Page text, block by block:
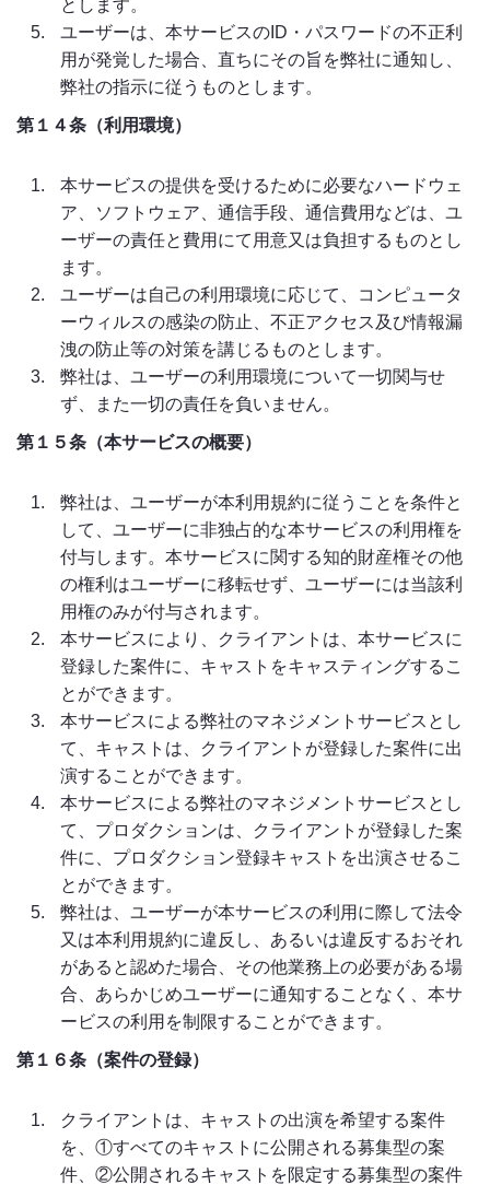
とします。
ユーザーは、本サービスのID・パスワードの不正利
用が発覚した場合、直ちにその旨を弊社に通知し、
弊社の指示に従うものとします。
第１４条（利用環境）
本サービスの提供を受けるために必要なハードウェ
ア、ソフトウェア、通信手段、通信費用などは、ユ
ーザーの責任と費用にて用意又は負担するものとし
ます。
ユーザーは自己の利用環境に応じて、コンピュータ
ーウィルスの感染の防止、不正アクセス及び情報漏
洩の防止等の対策を講じるものとします。
弊社は、ユーザーの利用環境について一切関与せ
ず、また一切の責任を負いません。
第１５条（本サービスの概要）
弊社は、ユーザーが本利用規約に従うことを条件と
して、ユーザーに非独占的な本サービスの利用権を
付与します。本サービスに関する知的財産権その他
の権利はユーザーに移転せず、ユーザーには当該利
用権のみが付与されます。
本サービスにより、クライアントは、本サービスに
登録した案件に、キャストをキャスティングするこ
とができます。
本サービスによる弊社のマネジメントサービスとし
て、キャストは、クライアントが登録した案件に出
演することができます。
本サービスによる弊社のマネジメントサービスとし
て、プロダクションは、クライアントが登録した案
件に、プロダクション登録キャストを出演させるこ
とができます。
弊社は、ユーザーが本サービスの利用に際して法令
又は本利用規約に違反し、あるいは違反するおそれ
があると認めた場合、その他業務上の必要がある場
合、あらかじめユーザーに通知することなく、本サ
ービスの利用を制限することができます。
第１６条（案件の登録）
クライアントは、キャストの出演を希望する案件
を、①すべてのキャストに公開される募集型の案
件、②公開されるキャストを限定する募集型の案件